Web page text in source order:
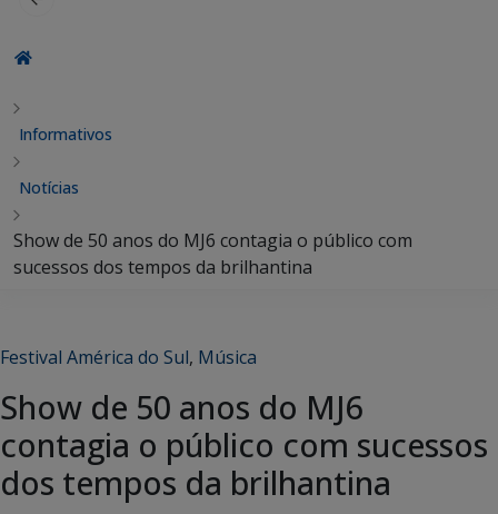
Informativos
Notícias
Show de 50 anos do MJ6 contagia o público com
sucessos dos tempos da brilhantina
Festival América do Sul, Música
Show de 50 anos do MJ6
contagia o público com sucessos
dos tempos da brilhantina